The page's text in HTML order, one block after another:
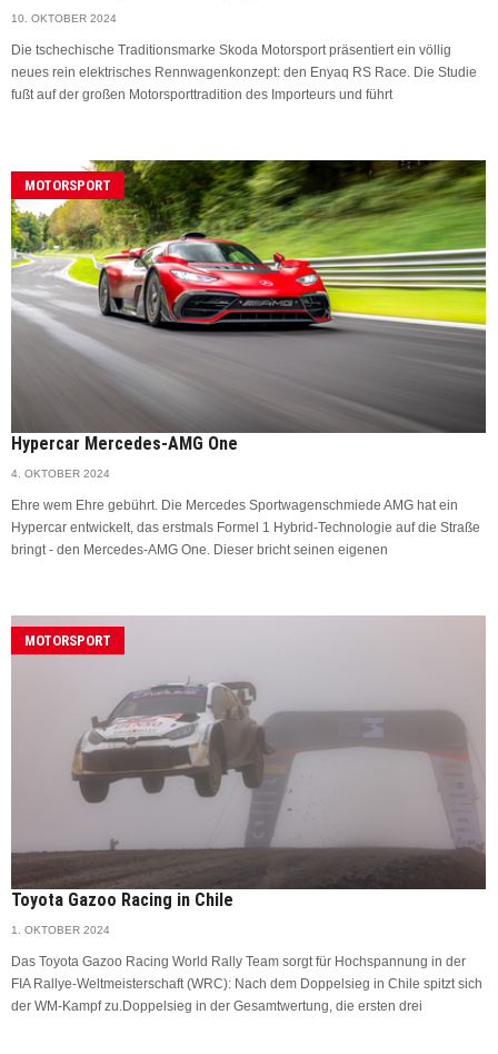
10. OKTOBER 2024
Die tschechische Traditionsmarke Skoda Motorsport präsentiert ein völlig
neues rein elektrisches Rennwagenkonzept: den Enyaq RS Race. Die Studie
fußt auf der großen Motorsporttradition des Importeurs und führt
MOTORSPORT
Hypercar Mercedes-AMG One
4. OKTOBER 2024
Ehre wem Ehre gebührt. Die Mercedes Sportwagenschmiede AMG hat ein
Hypercar entwickelt, das erstmals Formel 1 Hybrid-Technologie auf die Straße
bringt - den Mercedes-AMG One. Dieser bricht seinen eigenen
MOTORSPORT
Toyota Gazoo Racing in Chile
1. OKTOBER 2024
Das Toyota Gazoo Racing World Rally Team sorgt für Hochspannung in der
FIA Rallye-Weltmeisterschaft (WRC): Nach dem Doppelsieg in Chile spitzt sich
der WM-Kampf zu.Doppelsieg in der Gesamtwertung, die ersten drei